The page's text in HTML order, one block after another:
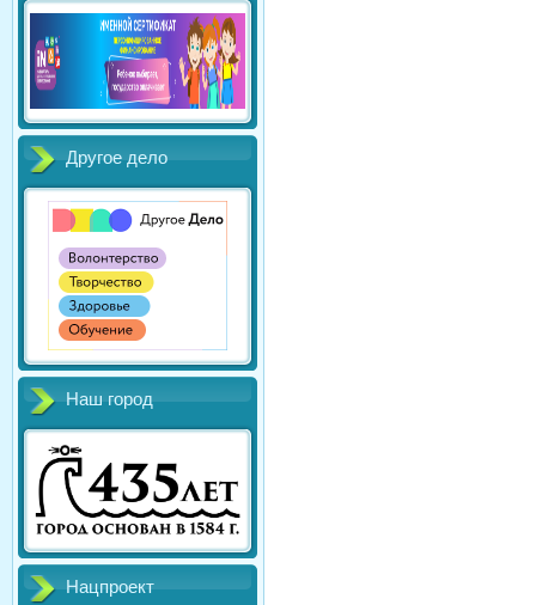
Другое дело
Наш город
Нацпроект